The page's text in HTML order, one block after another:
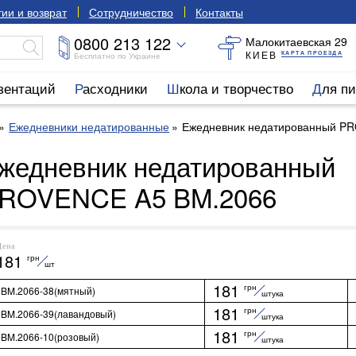
и возврат Сотрудничество Контакты
0800 213 122
Бесплатно по Украине
Малокитаевская 29
КИЕВ КАРТА ПРОЕЗДА
Расходники Школа и творчество Для
Ежедневники недатированные Ежедневник недатированный
недатированный
A5 BM.2066
грн
шт
BM.2066-38(мятный) 181 грн
штука
BM.2066-39(лавандовый) 181 грн
штука
BM.2066-10(розовый) 181 грн
штука